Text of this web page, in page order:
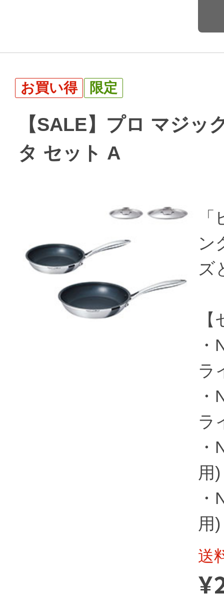
お買い得 限定
【SALE】プロ マジッ
タ セット A
ン
ズ
ラ
ラ
用)
用)
送
¥